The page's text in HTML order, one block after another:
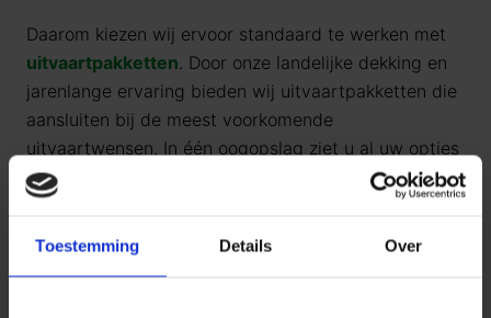
Toestemming Details Over
Daarom kiezen wij ervoor standaard te werken met
uitvaartpakketten. Door onze landelijke dekking en
jarenlange ervaring bieden wij uitvaartpakketten die
aansluiten bij de meest voorkomende
uitvaartwensen. In één oogopslag ziet u al uw opties
en de daarbij behorende (eerlijke) prijzen. U betaalt
op deze manier alleen voor datgene wat u wilt
afnemen en wat past binnen uw budget. Indien u dit
wenst, kunt u deze pakketten uitbreiden.